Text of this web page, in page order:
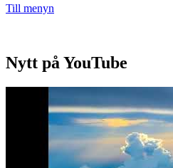
Till menyn
Nytt på YouTube